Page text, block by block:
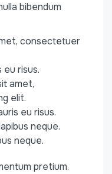
bibendum
consectetuer
eu risus.
amet,
elit.
eu risus.
neque.
neque.
pretium.